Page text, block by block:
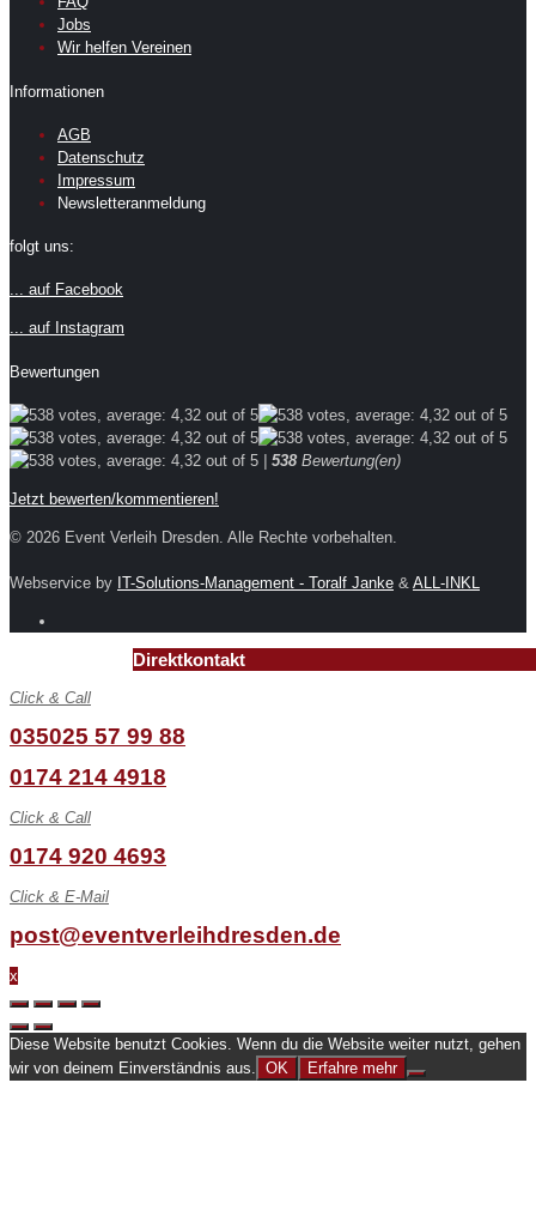
Jobs
Wir helfen Vereinen
Informationen
AGB
Datenschutz
Impressum
Newsletteranmeldung
folgt uns:
... auf Facebook
... auf Instagram
Bewertungen
538Bewertung(en)
Jetzt bewerten/kommentieren!
© 2026 Event Verleih Dresden. Alle Rechte vorbehalten.
Webservice by IT-Solutions-Management - Toralf Janke & ALL-INKL
Direktkontakt
Click & Call
035025 57 99 88
0174 214 4918
Click & Call
0174 920 4693
Click & E-Mail
post@eventverleihdresden.de
x
Diese Website benutzt Cookies. Wenn du die Website weiter nutzt, gehen
wir von deinem Einverständnis aus.
OK Erfahre mehr